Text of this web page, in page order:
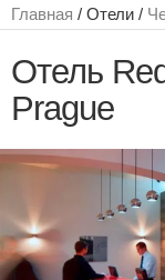
Главная / Отели /
Отель
Prague